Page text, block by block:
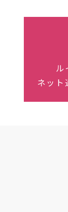
ル
ネット